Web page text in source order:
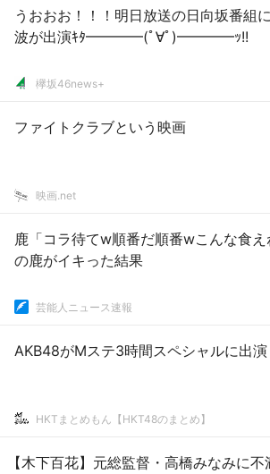
うおおお！！！明日放送の日向坂番組
波が出演ｷﾀ━━━━(ﾟ∀ﾟ)━━━━ｯ!!
欅坂46news+
ファイトクラブという映画
映画.net
鹿「コラ待てw順番だ順番wこんな食
の鹿がイキった結果
芸能人ニュース速報
AKB48がMステ3時間スペシャルに出演
HKTまとめもん【HKT48のまとめ】
【木下百花】元総監督・高橋みなみに不